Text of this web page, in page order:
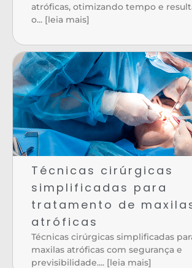
atróficas, otimizando tempo e
o... [leia mais]
Técnicas cirúrgicas
simplificadas para
tratamento de
atróficas
Técnicas cirúrgicas simplificadas
maxilas atróficas com segurança e
previsibilidade.... [leia mais]